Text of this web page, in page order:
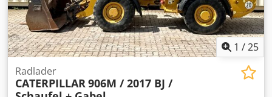
1 /25
Radlader
CATERPILLAR906M / 2017 BJ /